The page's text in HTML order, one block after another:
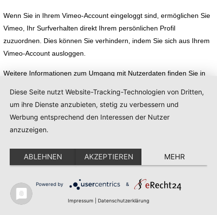
Wenn Sie in Ihrem Vimeo-Account eingeloggt sind, ermöglichen Sie
Vimeo, Ihr Surfverhalten direkt Ihrem persönlichen Profil
zuzuordnen. Dies können Sie verhindern, indem Sie sich aus Ihrem
Vimeo-Account ausloggen.
Weitere Informationen zum Umgang mit Nutzerdaten finden Sie in
Google Web Fonts
Diese Seite nutzt zur einheitlichen Darstellung von Schriftarten so
Browsercache, um Texte und Schriftarten korrekt anzuzeigen.
Diese Seite nutzt Website-Tracking-Technologien von Dritten,
um ihre Dienste anzubieten, stetig zu verbessern und
Werbung entsprechend den Interessen der Nutzer
anzuzeigen.
ABLEHNEN AKZEPTIEREN MEHR
Powered by &
Impressum Datenschutzerklärung